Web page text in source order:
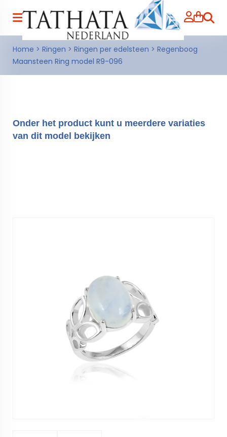
Home > Ringen > Ringen per edelsteen > Regenboog
Maansteen Ring model R9-096
Onder het product kunt u meerdere variaties
van dit model bekijken